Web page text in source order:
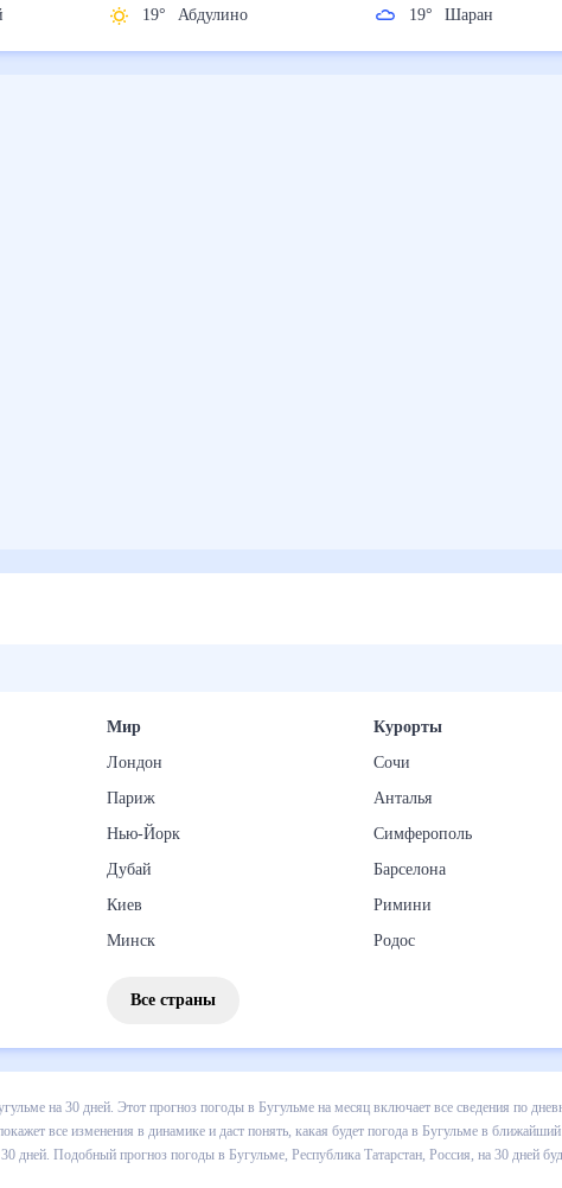
19° Абдулино 19° Шаран
Мир
Лондон
Париж
Нью-Йорк
Дубай
Киев
Минск
Курорты
Сочи
Анталья
Симферополь
Барселона
Римини
Родос
Все страны
погоды в Бугульме на 30 дней. Этот прогноз погоды в Бугульме на
осадков т.д. Хорошая визуализация прогноза покажет все
в ближайший месяц, к каким изменениям нужно быть готовым и как
Республика Татарстан, Россия, на 30 дней будет полезен всем, в